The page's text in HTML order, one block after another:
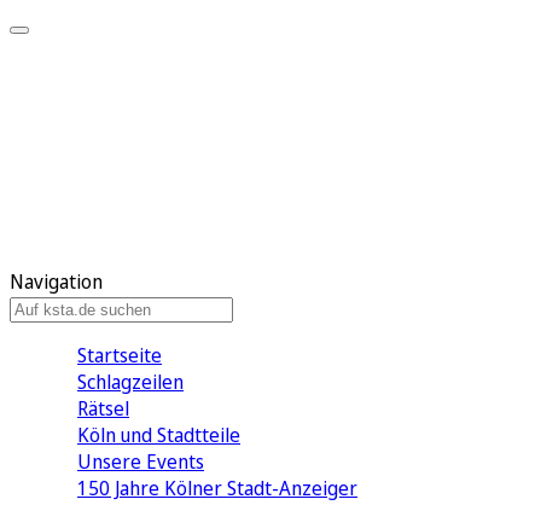
Navigation
Startseite
Schlagzeilen
Rätsel
Köln und Stadtteile
Unsere Events
150 Jahre Kölner Stadt-Anzeiger